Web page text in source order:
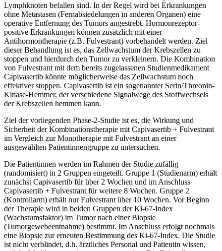
Lymphknoten befallen sind. In der Regel wird bei Erkrankungen
ohne Metastasen (Fernabsiedelungen in anderen Organen) eine
operative Entfernung des Tumors angestrebt. Hormonrezeptor-
positive Erkrankungen können zusätzlich mit einer
Antihormontherapie (z.B. Fulvestrant) vorbehandelt werden. Ziel
dieser Behandlung ist es, das Zellwachstum der Krebszellen zu
stoppen und hierdurch den Tumor zu verkleinern. Die Kombination
von Fulvestrant mit dem bereits zugelassenen Studienmedikament
Capivasertib könnte möglicherweise das Zellwachstum noch
effektiver stoppen. Capivasertib ist ein sogenannter Serin/Threonin-
Kinase-Hemmer, der verschiedene Signalwege des Stoffwechsels
der Krebszellen hemmen kann.
Ziel der vorliegenden Phase-2-Studie ist es, die Wirkung und
Sicherheit der Kombinationstherapie mit Capivasertib + Fulvestrant
im Vergleich zur Monotherapie mit Fulvestrant an einer
ausgewählten Patientinnengruppe zu untersuchen.
Die Patientinnen werden im Rahmen der Studie zufällig
(randomisiert) in 2 Gruppen eingeteilt. Gruppe 1 (Studienarm) erhält
zunächst Capivasertib für über 2 Wochen und im Anschluss
Capivasertib + Fulvestrant für weitere 8 Wochen. Gruppe 2
(Kontrollarm) erhält nur Fulvestrant über 10 Wochen. Vor Beginn
der Therapie wird in beiden Gruppen der Ki-67-Index
(Wachstumsfaktor) im Tumor nach einer Biopsie
(Tumorgewebeentnahme) bestimmt. Im Anschluss erfolgt nochmals
eine Biopsie zur erneuten Bestimmung des Ki-67-Index. Die Studie
ist nicht verblindet, d.h. ärztliches Personal und Patientin wissen,